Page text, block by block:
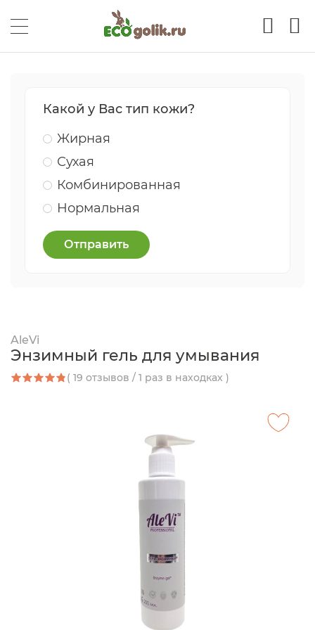
Какой у Вас тип кожи?
Жирная
Сухая
Комбинированная
Нормальная
Отправить
AleVi
Энзимный гель для умывания
( 19 отзывов / 1 раз в находках )